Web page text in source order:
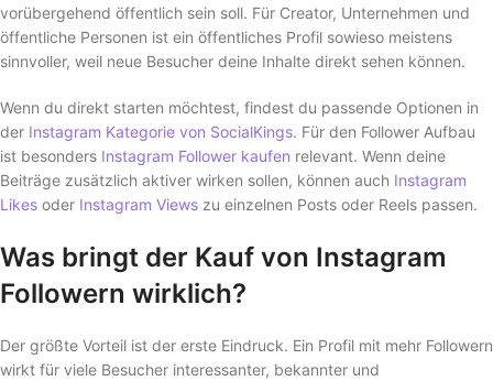
vorübergehend öffentlich sein soll. Für Creator, Unternehmen und
öffentliche Personen ist ein öffentliches Profil sowieso meistens
sinnvoller, weil neue Besucher deine Inhalte direkt sehen können.
Wenn du direkt starten möchtest, findest du passende Optionen in
der Instagram Kategorie von SocialKings. Für den Follower Aufbau
ist besonders Instagram Follower kaufen relevant. Wenn deine
Beiträge zusätzlich aktiver wirken sollen, können auch Instagram
Likes oder Instagram Views zu einzelnen Posts oder Reels passen.
Was bringt der Kauf von Instagram
Followern wirklich?
Der größte Vorteil ist der erste Eindruck. Ein Profil mit mehr Followern
wirkt für viele Besucher interessanter, bekannter und